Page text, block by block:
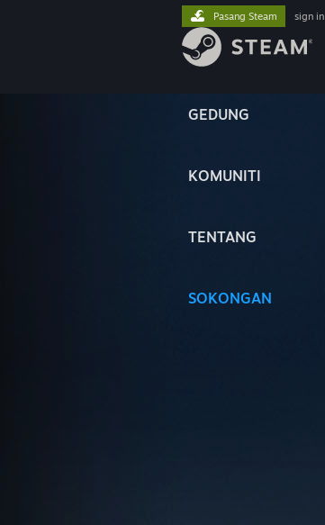
GEDUNG
KOMUNITI
TENTANG
SOKONGAN
Pasang Steam sign in